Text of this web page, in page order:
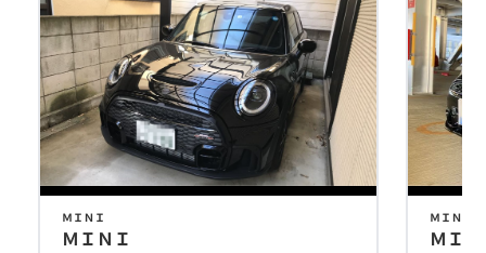
ＭＩＮＩ
ＭＩＮＩ
ＭＩＮＩ
ＭＩ